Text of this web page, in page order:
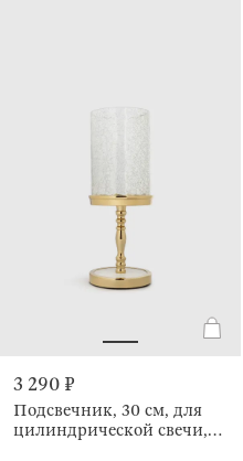
3 290 ₽
Подсвечник, 30 см, для
цилиндрической свечи,